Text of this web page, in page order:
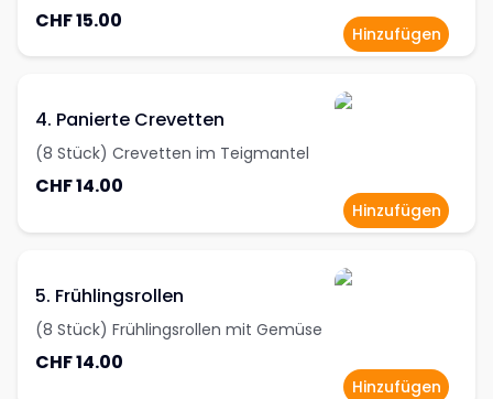
CHF 15.00
Hinzufügen
4. Panierte Crevetten
(8 Stück) Crevetten im Teigmantel
CHF 14.00
Hinzufügen
5. Frühlingsrollen
(8 Stück) Frühlingsrollen mit Gemüse
CHF 14.00
Hinzufügen